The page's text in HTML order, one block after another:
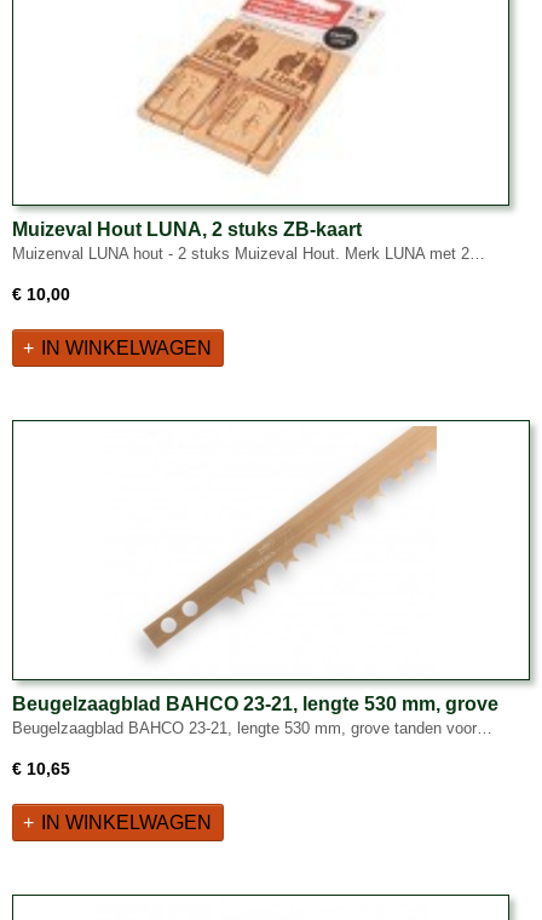
Muizeval Hout LUNA, 2 stuks ZB-kaart
Muizenval LUNA hout - 2 stuks Muizeval Hout. Merk LUNA met 2…
€ 10,00
IN WINKELWAGEN
Beugelzaagblad BAHCO 23-21, lengte 530 mm, grove
tanden voor groen hout
Beugelzaagblad BAHCO 23-21, lengte 530 mm, grove tanden voor…
€ 10,65
IN WINKELWAGEN